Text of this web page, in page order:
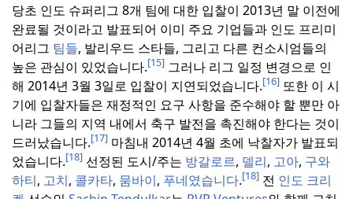
당초 인도 슈퍼리그 8개 팀에 대한 입찰이 2013년 말 이전에
완료될 것이라고 발표되어 이미 주요 기업들과 인도 프리미
어리그 팀들, 발리우드 스타들, 그리고 다른 컨소시엄들의
높은 관심이 있었습니다.[15] 그러나 리그 일정 변경으로 인
해 2014년 3월 3일로 입찰이 지연되었습니다.[16] 또한 이 시
기에 입찰자들은 재정적인 요구 사항을 준수해야 할 뿐만 아
니라 그들의 지역 내에서 축구 발전을 촉진해야 한다는 것이
드러났습니다.[17] 마침내 2014년 4월 초에 낙찰자가 발표되
었습니다.[18] 선정된 도시/주는 방갈로르, 델리, 고아, 구와
하티, 고치, 콜카타, 뭄바이, 푸네였습니다.[18] 전 인도 크리